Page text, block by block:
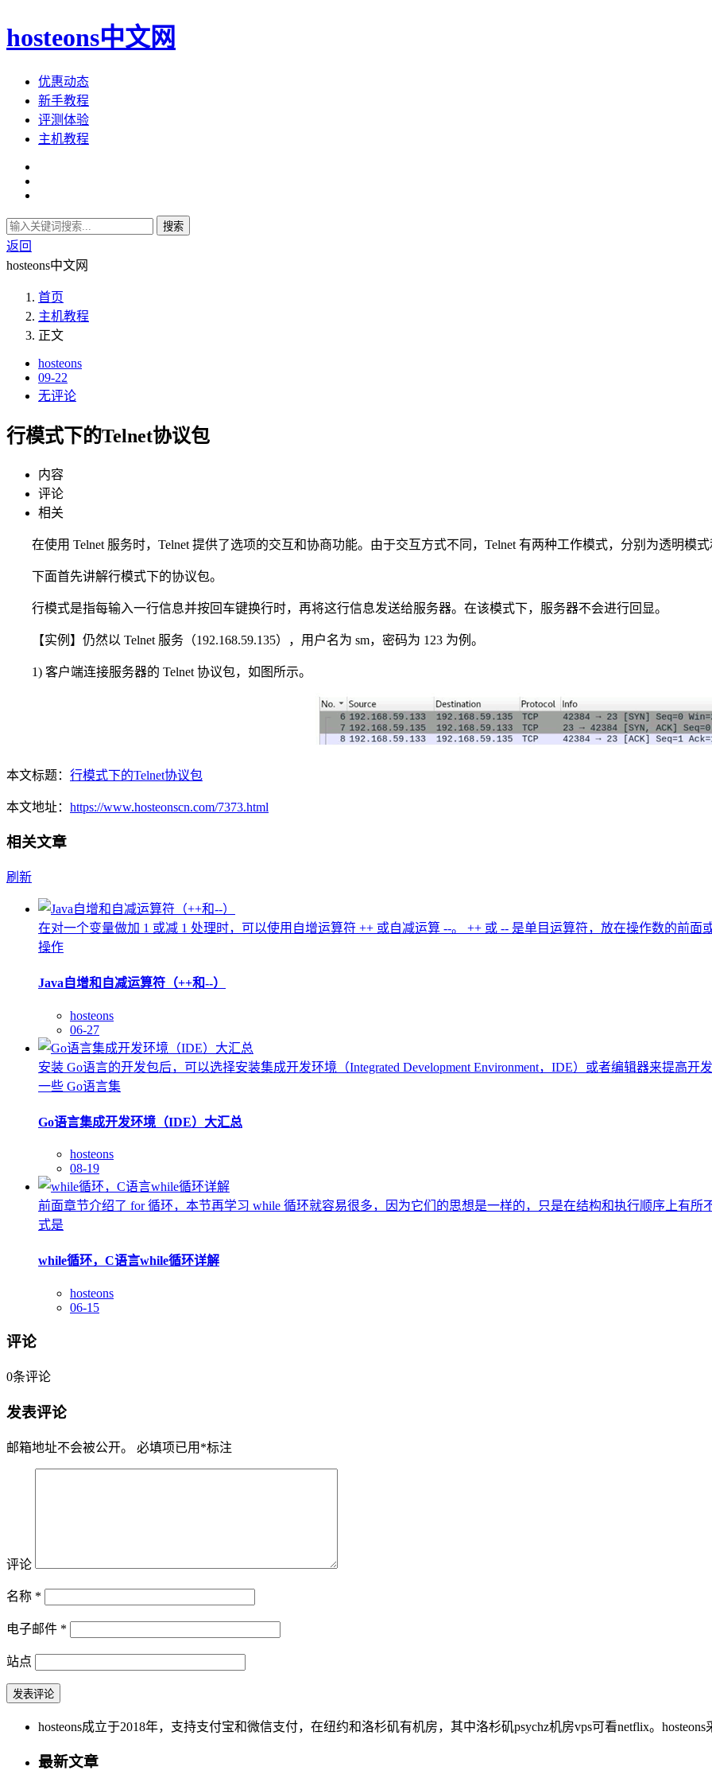
hosteons中文网
优惠动态
新手教程
评测体验
主机教程
搜索
返回
hosteons中文网
首页
主机教程
正文
hosteons
09-22
无评论
行模式下的Telnet协议包
内容
评论
相关
在使用 Telnet 服务时，Telnet 提供了选项的交互和协商功能。由于交互方式不同，Telnet 有两种工作模式，分别为透明模式
下面首先讲解行模式下的协议包。
行模式是指每输入一行信息并按回车键换行时，再将这行信息发送给服务器。在该模式下，服务器不会进行回显。
【实例】仍然以 Telnet 服务（192.168.59.135），用户名为 sm，密码为 123 为例。
1) 客户端连接服务器的 Telnet 协议包，如图所示。
本文标题： 行模式下的Telnet协议包
本文地址： https://www.hosteonscn.com/7373.html
相关文章
刷新
在对一个变量做加 1 或减 1 处理时，可以使用自增运算符 ++ 或自减运算 --。 ++ 或 -- 是单目运算符，放在操作数的前面
操作
Java自增和自减运算符（++和--）
hosteons
06-27
安装 Go语言的开发包后，可以选择安装集成开发环境（Integrated Development Environment，IDE）或者编辑器来提高
一些 Go语言集
Go语言集成开发环境（IDE）大汇总
hosteons
08-19
前面章节介绍了 for 循环，本节再学习 while 循环就容易很多，因为它们的思想是一样的，只是在结构和执行顺序上有
式是
while循环，C语言while循环详解
hosteons
06-15
评论
0条评论
发表评论
邮箱地址不会被公开。 必填项已用 *标注
评论
名称 *
电子邮件 *
站点
hosteons成立于2018年，支持支付宝和微信支付，在纽约和洛杉矶有机房，其中洛杉矶psychz机房vps可看netflix。
最新文章